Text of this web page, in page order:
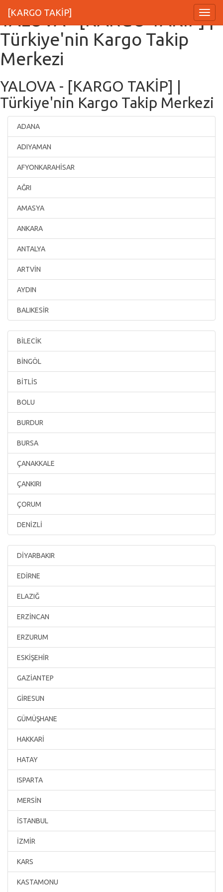
Menu
[KARGO TAKİP]
YALOVA - [KARGO TAKİP] |
Türkiye'nin Kargo Takip
Merkezi
YALOVA - [KARGO TAKİP] |
Türkiye'nin Kargo Takip Merkezi
ADANA
ADIYAMAN
AFYONKARAHİSAR
AĞRI
AMASYA
ANKARA
ANTALYA
ARTVİN
AYDIN
BALIKESİR
BİLECİK
BİNGÖL
BİTLİS
BOLU
BURDUR
BURSA
ÇANAKKALE
ÇANKIRI
ÇORUM
DENİZLİ
DİYARBAKIR
EDİRNE
ELAZIĞ
ERZİNCAN
ERZURUM
ESKİŞEHİR
GAZİANTEP
GİRESUN
GÜMÜŞHANE
HAKKARİ
HATAY
ISPARTA
MERSİN
İSTANBUL
İZMİR
KARS
KASTAMONU